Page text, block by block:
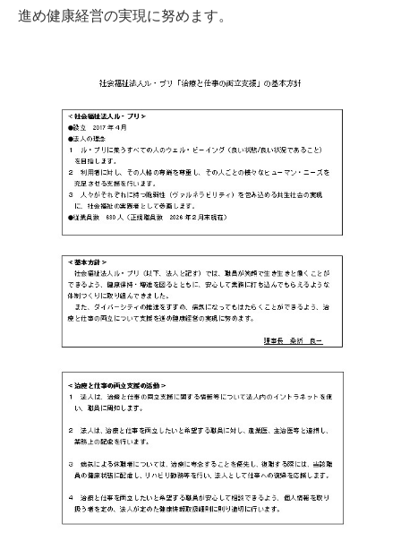
進め健康経営の実現に努めます。